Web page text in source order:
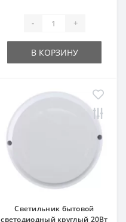
- +
В КОРЗИНУ
Светильник бытовой
светодиодный круглый 20Вт